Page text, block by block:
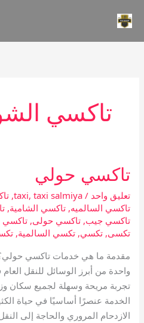
إلى
تاكسي
تاكسي حولي
تعليق واحد /
taxi, taxi salmiya
,
تاكسي السالميه,تاكسي الشامية,
تاكسي جيب,تاكسي حولى,
تكسى,تكسي,تكسي السالمية,
مقدمة ما هي خدمات تاكسي
واحدة من أبرز الوسائل للنقل
تجربة مريحة وسهلة لجميع سكان
الخدمة عنصرًا أساسيًا في حياة
الازدحام المروري والحاجة إلى
تاكسي
حولي